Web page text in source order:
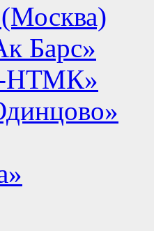
Барс»
НТМК»